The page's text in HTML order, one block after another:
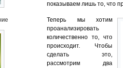
показываем лишь то, что
Теперь мы хотим
проанализировать
количественно то, что
происходит. Чтобы
сделать это,
рассмотрим два